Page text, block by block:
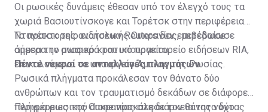
Οι ρωσικές δυνάμεις έθεσαν υπό τον έλεγχό τους τα
χωριά Βασιουτίνσκογε και Τορέτσκ στην περιφέρεια
Ντονέτσκ της ανατολικής Ουκρανίας, μετέδωσε
σήμερα το ρωσικό κρατικό πρακτορείο ειδήσεων RIA,
επικαλούμενο το υπουργείο Άμυνας της Ρωσίας.
Το πρακτορείο ειδήσεων Reuters δεν επιβεβαίωσε
άμεσα την αναφορά του υπουργείου.
Πέντε νεκροί σε ανταλλαγές πληγμάτων
Ρωσικά πλήγματα προκάλεσαν τον θάνατο δύο
ανθρώπων και τον τραυματισμό δεκάδων σε διάφορες
περιφέρειες της Ουκρανίας στη διάρκεια της νύχτας
Πλήγμα ρωσικού drone προκάλεσε τον θάνατο δύο